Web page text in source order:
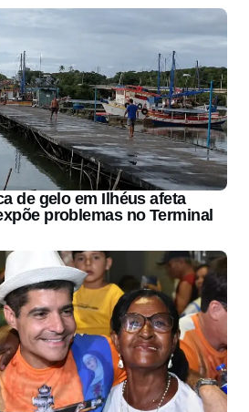
de gelo em Ilhéus afeta
problemas no Terminal